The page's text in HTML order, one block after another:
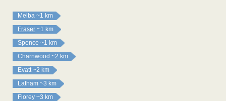
Melba ~1 km
Fraser ~1 km
Spence ~1 km
Charnwood ~2 km
Evatt ~2 km
Latham ~3 km
Florey ~3 km